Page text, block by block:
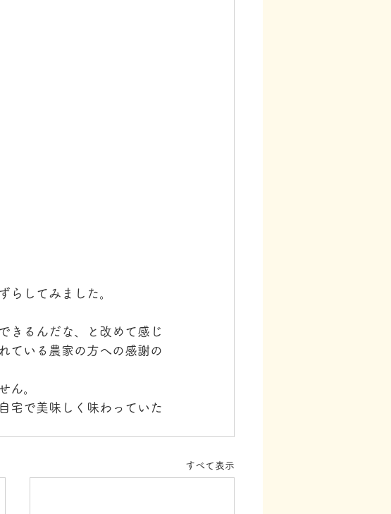
らしてみました。
きるんだな、と改めて感じ
ている農家の方への感謝の
ん。
宅で美味しく味わっていた
すべて表示